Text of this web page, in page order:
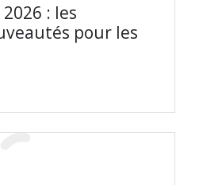
: les
pour les